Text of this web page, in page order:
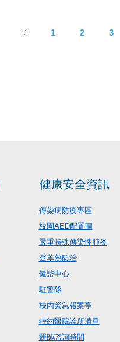
1 2 3
健康安全資訊
傳染病防疫專區
校園AED配置圖
嚴重特殊傳染性肺炎
登革熱防治
健諮中心
駐警隊
校內緊急報案亭
特約醫院診所清單
醫師諮詢時間